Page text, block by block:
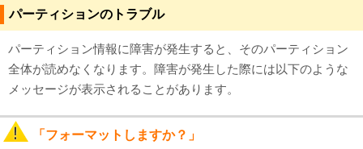
パーティションのトラブル
パーティション情報に障害が発生すると、そのパーティション
全体が読めなくなります。障害が発生した際には以下のような
メッセージが表示されることがあります。
「フォーマットしますか？」